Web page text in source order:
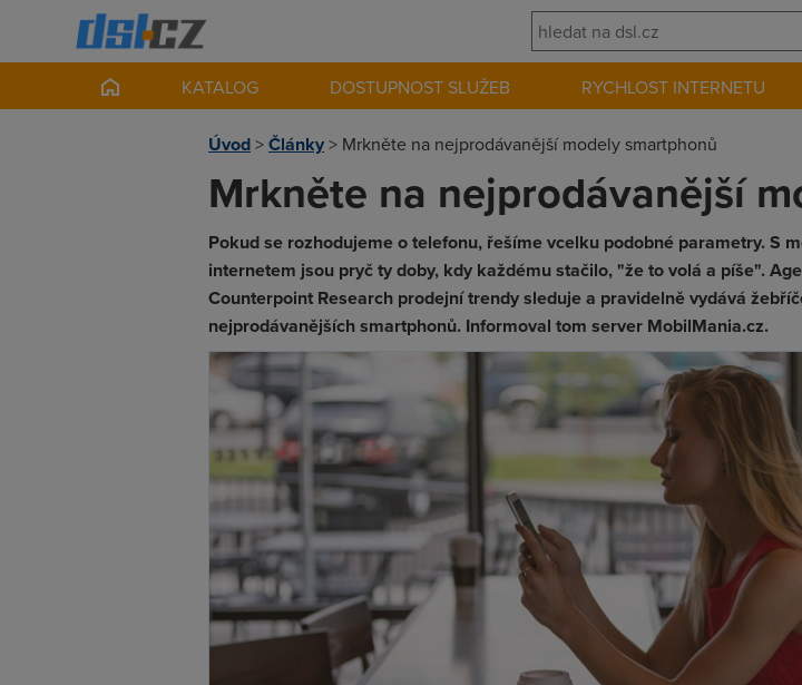
KATALOG DOSTUPNOST SLUŽEB RYCHLOST INTERNETU
Úvod>Články> Mrkněte na nejprodávanější modely smartphonů
Mrkněte na nejprodávanější
Pokud se rozhodujeme o telefonu, řešíme vcelku podobné parametry. S
internetem jsou pryč ty doby, kdy každému stačilo, "že to volá a píše".
Counterpoint Research prodejní trendy sleduje a pravidelně vydává
nejprodávanějších smartphonů. Informoval tom server MobilMania.cz.